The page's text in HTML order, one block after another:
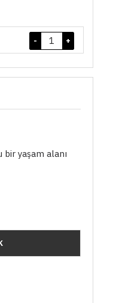
+
-
yaşam alanı